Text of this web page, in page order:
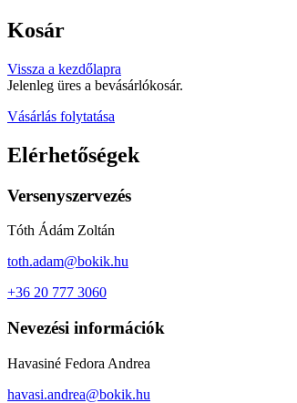
Ugrás
a
Kosár
Vissza a kezdőlapra
Jelenleg üres a bevásárlókosár.
Vásárlás folytatása
Elérhetőségek
Versenyszervezés
Tóth Ádám Zoltán
toth.adam@bokik.hu
+36 20 777 3060
Nevezési információk
Havasiné Fedora Andrea
havasi.andrea@bokik.hu